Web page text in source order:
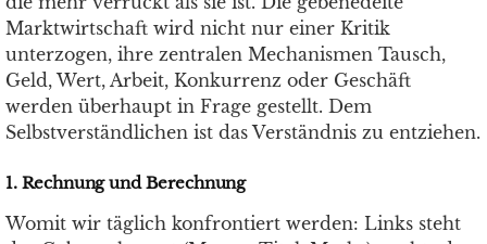
Marktwirtschaft wird nicht nur einer Kritik
unterzogen, ihre zentralen Mechanismen Tausch,
Geld, Wert, Arbeit, Konkurrenz oder Geschäft
werden überhaupt in Frage gestellt. Dem
Selbstverständlichen ist das Verständnis zu entziehen.
1. Rechnung und Berechnung
Womit wir täglich konfrontiert werden: Links steht